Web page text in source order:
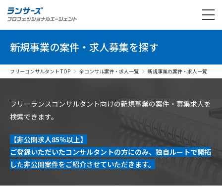
新規事業の案件・求人募集を探す
フリーコンサルタント TOP 全コンサル案件・求人一覧 新規事業の案件・求人一覧
フリーランスコンサルタント向けの新規事業の案件・募集求人を
検索できます。
【非公開求人85％以上】
ご登録いただいたコンサルタントの方にのみ、独自ルートで開拓
した非公開案件をご紹介させていただきます。